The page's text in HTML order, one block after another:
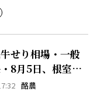
せり相場・一般
8月5日、根室・8
酪農